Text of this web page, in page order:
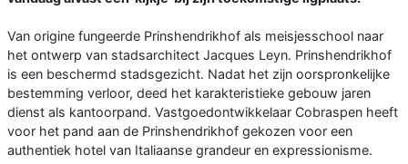
Van origine fungeerde Prinshendrikhof als meisjesschool naar
het ontwerp van stadsarchitect Jacques Leyn. Prinshendrikhof
is een beschermd stadsgezicht. Nadat het zijn oorspronkelijke
bestemming verloor, deed het karakteristieke gebouw jaren
dienst als kantoorpand. Vastgoedontwikkelaar Cobraspen heeft
voor het pand aan de Prinshendrikhof gekozen voor een
authentiek hotel van Italiaanse grandeur en expressionisme.